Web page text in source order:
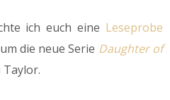
ich euch eine Leseprobe
die neue Serie Daughter of